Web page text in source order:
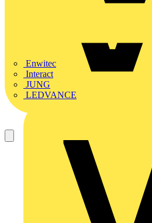
Enwitec
Interact
JUNG
LEDVANCE